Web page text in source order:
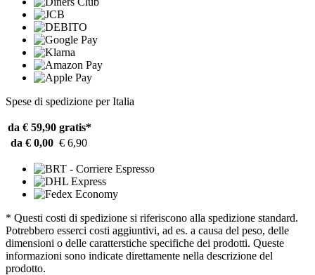
Spese di spedizione per Italia
da € 59,90 gratis*
da € 0,00 € 6,90
* Questi costi di spedizione si riferiscono alla spedizione standard.
Potrebbero esserci costi aggiuntivi, ad es. a causa del peso, delle
dimensioni o delle caratterstiche specifiche dei prodotti. Queste
informazioni sono indicate direttamente nella descrizione del
prodotto.